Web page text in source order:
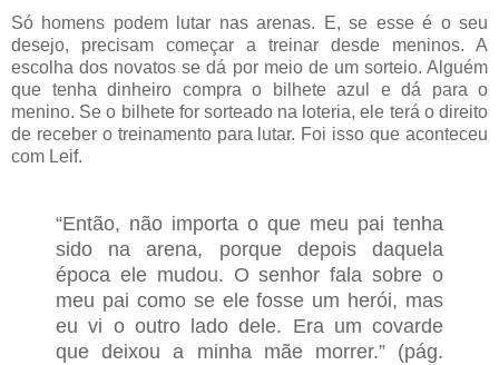
Só homens podem lutar nas arenas. E, se esse é o seu
desejo, precisam começar a treinar desde meninos. A
escolha dos novatos se dá por meio de um sorteio. Alguém
que tenha dinheiro compra o bilhete azul e dá para o
menino. Se o bilhete for sorteado na loteria, ele terá o direito
de receber o treinamento para lutar. Foi isso que aconteceu
com Leif.
“Então, não importa o que meu pai tenha
sido na arena, porque depois daquela
época ele mudou. O senhor fala sobre o
meu pai como se ele fosse um herói, mas
eu vi o outro lado dele. Era um covarde
que deixou a minha mãe morrer.” (pág.